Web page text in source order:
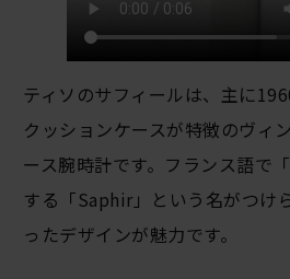
ティソのサフィールは、主に
クッションケースが特徴のヴィ
ース腕時計です。フランス語で
する「Saphir」という名がつけ
ったデザインが魅力です。